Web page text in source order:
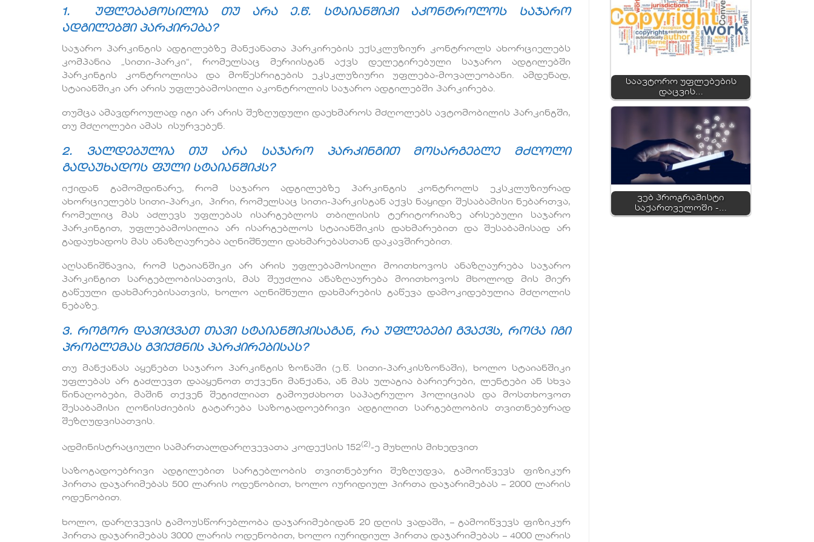
1. უფლებამოსილია თუ არა ე.წ. სტაიანშიკი აკონტროლოს საჯარო
ადგილებში პარკირება?
საჯარო პარკინგის ადგილებზე მანქანათა პარკირების ექსკლუზიურ კონტროლს ახორციელებს
კომპანია „სითი-პარკი“, რომელსაც მერიისგან აქვს დელეგირებული საჯარო ადგილებში
პარკინგის კონტროლისა და მოწესრიგების ეკსკლუზიური უფლება-მოვალეობანი. ამდენად,
სტაიანშიკი არ არის უფლებამოსილი აკონტროლის საჯარო ადგილებში პარკირება.
თუმცა ამავდროულად იგი არ არის შეზღუდული დაეხმაროს მძღოლებს ავტომობილის პარკინგში,
თუ მძღოლები ამას ისურვებენ.
2. ვალდებულია თუ არა საჯარო პარკინგით მოსარგებლე მძღოლი
გადაუხადოს ფული სტაიანშიკს?
იქიდან გამომდინარე, რომ საჯარო ადგილებზე პარკინგის კონტროლს ეკსკლუზიურად
ახორციელებს სითი-პარკი, პირი, რომელსაც სითი-პარკისგან აქვს ნაყიდი შესაბამისი ნებართვა,
რომელიც მას აძლევს უფლებას ისარგებლოს თბილისის ტერიტორიაზე არსებული საჯარო
პარკინგით, უფლებამოსილია არ ისარგებლოს სტაიანშიკის დახმარებით და შესაბამისად არ
გადაუხადოს მას ანაზღაურება აღნიშნული დახმარებასთან დაკავშირებით.
აღსანიშნავია, რომ სტაიანშიკი არ არის უფლებამოსილი მოითხოვოს ანაზღაურება საჯარო
პარკინგით სარგებლობისათვის, მას შეუძლია ანაზღაურება მოითხოვოს მხოლოდ მის მიერ
გაწეული დახმარებისათვის, ხოლო აღნიშნული დახმარების გაწევა დამოკიდებულია მძღოლის
ნებაზე.
3. როგორ დავიცვათ თავი სტაიანშიკისაგან, რა უფლებები გვაქვს, როცა იგი
პრობლემას გვიქმნის პარკირებისას?
თუ მანქანას აყენებთ საჯარო პარკინგის ზონაში (ე.წ. სითი-პარკისზონაში), ხოლო სტაიანშიკი
უფლებას არ გაძლევთ დააყენოთ თქვენი მანქანა, ან მას ულაგია ბარიერები, ლენტები ან სხვა
წინაღობები, მაშინ თქვენ შეგიძლიათ გამოუძახოთ საპატრულო პოლიციას და მოსთხოვოთ
შესაბამისი ღონისძიების გატარება საზოგადოებრივი ადგილით სარგებლობის თვითნებურად
შეზღუდვისათვის.
ადმინისტრაციული სამართალდარღვევათა კოდექსის 152(2)-ე მუხლის მიხედვით
საზოგადოებრივი ადგილებით სარგებლობის თვითნებური შეზღუდვა, გამოიწვევს ფიზიკურ
პირთა დაჯარიმებას 500 ლარის ოდენობით, ხოლო იურიდიულ პირთა დაჯარიმებას – 2000 ლარის
ოდენობით.
ხოლო, დარღვევის გამოუსწორებლობა დაჯარიმებიდან 20 დღის ვადაში, – გამოიწვევს ფიზიკურ
პირთა დაჯარიმებას 3000 ლარის ოდენობით, ხოლო იურიდიულ პირთა დაჯარიმებას – 4000 ლარის
საავტორო უფლებების
დაცვის…
ვებ პროგრამისტი
საქართველოში -…